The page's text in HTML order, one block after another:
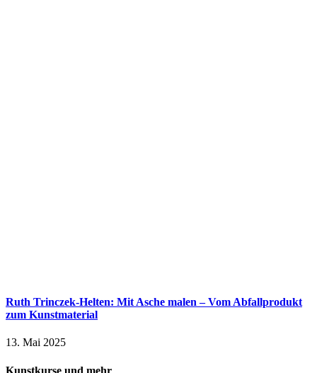
Ruth Trinczek-Helten: Mit Asche malen – Vom Abfallprodukt
zum Kunstmaterial
13. Mai 2025
Kunstkurse und mehr